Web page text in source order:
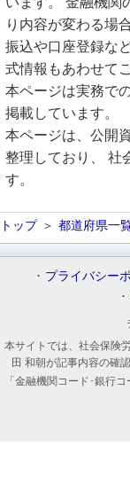
り内容が変わる場
振込や口座登録な
式情報もあわせて
本ページは実務で
掲載しています。
本ページは、公開
整理しており、 社
す。
トップ 都道府県一
プライバシー
本サイトでは、社会保険
田 和朝が記事内容の確
「金融機関コード･銀行